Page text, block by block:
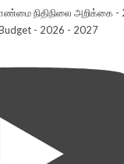
நிதிநிலை அறிக்கை -
- 2026 - 2027